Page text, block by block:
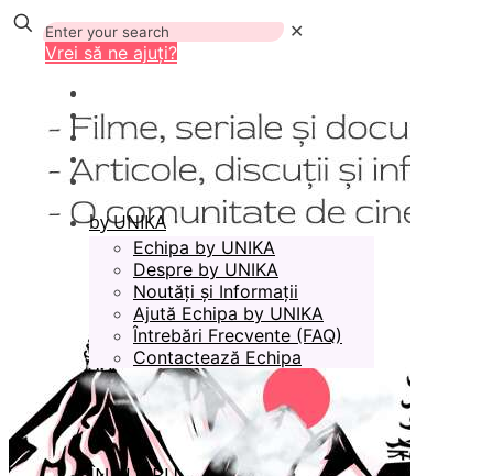
✕
Vrei să ne ajuți?
by UNIKA
Echipa by UNIKA
Despre by UNIKA
Noutăți și Informații
Ajută Echipa by UNIKA
Întrebări Frecvente (FAQ)
Contactează Echipa